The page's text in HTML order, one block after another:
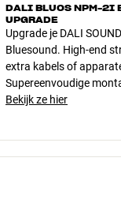
DALI BLUOS NPM-2I
UPGRADE
Upgrade je DALI
Bluesound. High-end
extra kabels of
Supereenvoudige
Bekijk ze hier